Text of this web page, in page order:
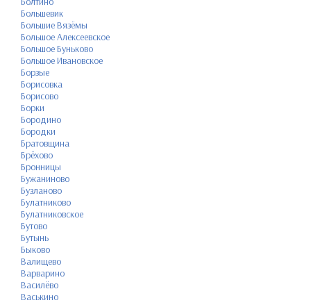
Большевик
Большие Вязёмы
Большое Алексеевское
Большое Буньково
Большое Ивановское
Борзые
Борисовка
Борисово
Борки
Бородино
Бородки
Братовщина
Брёхово
Бронницы
Бужаниново
Бузланово
Булатниково
Булатниковское
Бутово
Бутынь
Быково
Валищево
Варварино
Василёво
Васькино